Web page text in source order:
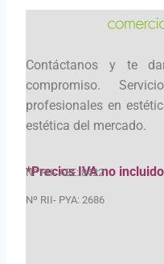
Contáctanos y te
compromiso.
profesionales en
estética del mercado.
*Precios IVA no incluido
Nº RII- AEE: 8422
Nº RII- PYA: 2686